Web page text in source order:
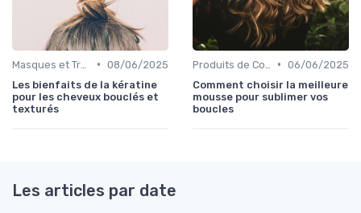
• 08/06/2025
Les bienfaits de la kératine
pour les cheveux bouclés et
texturés
• 06/06/2025
Comment choisir la meilleure
mousse pour sublimer vos
boucles
Les articles par date